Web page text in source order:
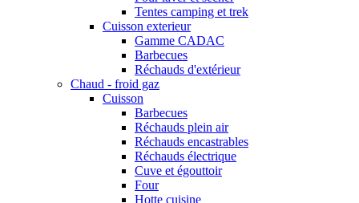
Tentes camping et trek
Cuisson exterieur
Gamme CADAC
Barbecues
Réchauds d'extérieur
Chaud - froid gaz
Cuisson
Barbecues
Réchauds plein air
Réchauds encastrables
Réchauds électrique
Cuve et égouttoir
Four
Hotte cuisine